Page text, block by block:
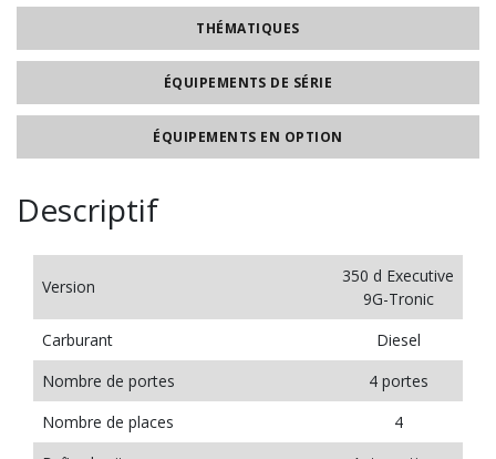
THÉMATIQUES
ÉQUIPEMENTS DE SÉRIE
ÉQUIPEMENTS EN OPTION
Descriptif
Version
350 d Executive
9G-Tronic
Carburant
Diesel
Nombre de portes
4 portes
Nombre de places
4